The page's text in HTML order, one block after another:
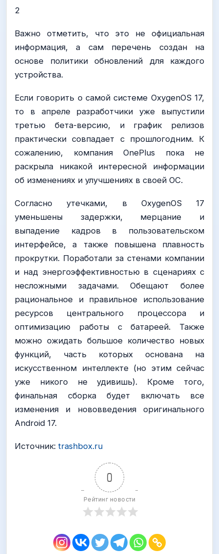
2
Важно отметить, что это не официальная
информация, а сам перечень создан на
основе политики обновлений для каждого
устройства.
Если говорить о самой системе OxygenOS 17,
то в апреле разработчики уже выпустили
третью бета-версию, и график релизов
практически совпадает с прошлогодним. К
сожалению, компания OnePlus пока не
раскрыла никакой интересной информации
об изменениях и улучшениях в своей ОС.
Согласно утечками, в OxygenOS 17
уменьшены задержки, мерцание и
выпадение кадров в пользовательском
интерфейсе, а также повышена плавность
прокрутки. Поработали за стенами компании
и над энергоэффективностью в сценариях с
несложными задачами. Обещают более
рациональное и правильное использование
ресурсов центрального процессора и
оптимизацию работы с батареей. Также
можно ожидать большое количество новых
функций, часть которых основана на
искусственном интеллекте (но этим сейчас
уже никого не удивишь). Кроме того,
финальная сборка будет включать все
изменения и нововведения оригинального
Android 17.
Источник: trashbox.ru
0
Рейтинг новости